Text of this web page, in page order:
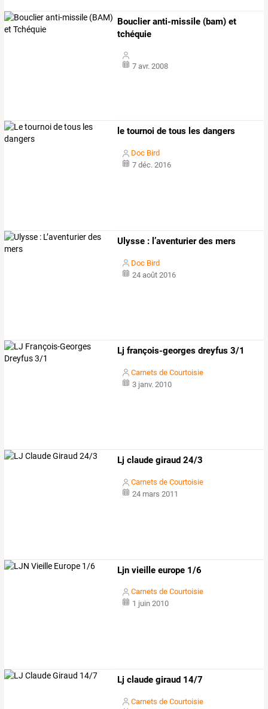
Bouclier anti-missile (bam) et
tchéquie
7 avr. 2008
le tournoi de tous les dangers
Doc Bird
7 déc. 2016
Ulysse : l’aventurier des mers
Doc Bird
24 août 2016
Lj françois-georges dreyfus 3/1
Carnets de Courtoisie
3 janv. 2010
Lj claude giraud 24/3
Carnets de Courtoisie
24 mars 2011
Ljn vieille europe 1/6
Carnets de Courtoisie
1 juin 2010
Lj claude giraud 14/7
Carnets de Courtoisie